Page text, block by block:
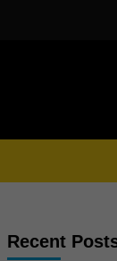
Recent